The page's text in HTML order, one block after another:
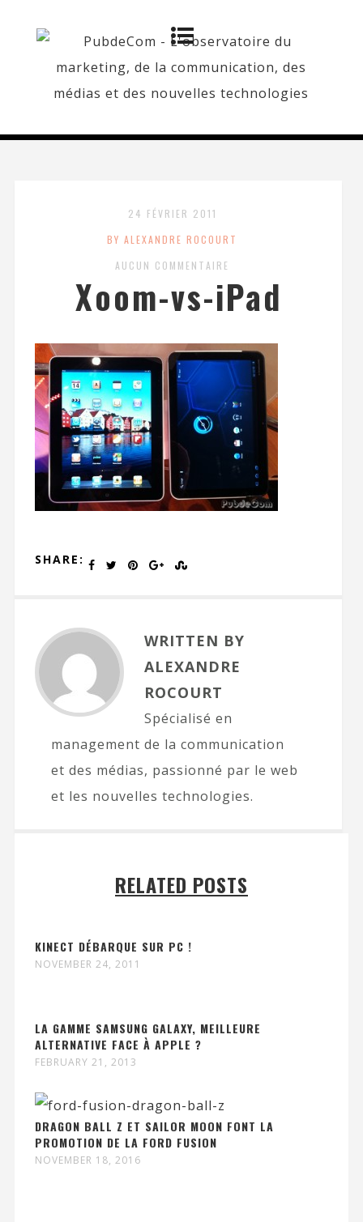
24 FÉVRIER 2011
BY ALEXANDRE ROCOURT
AUCUN COMMENTAIRE
Xoom-vs-iPad
SHARE:
WRITTEN BY
ALEXANDRE
ROCOURT
Spécialisé en
management de la communication
et des médias, passionné par le web
et les nouvelles technologies.
RELATED POSTS
KINECT DÉBARQUE SUR PC !
NOVEMBER 24, 2011
LA GAMME SAMSUNG GALAXY, MEILLEURE
ALTERNATIVE FACE À APPLE ?
FEBRUARY 21, 2013
DRAGON BALL Z ET SAILOR MOON FONT LA
PROMOTION DE LA FORD FUSION
NOVEMBER 18, 2016